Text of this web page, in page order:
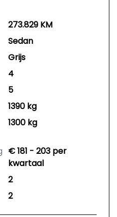
273.829 KM
Sedan
Grijs
4
5
1390 kg
1300 kg
€ 181 - 203 per
kwartaal
2
2